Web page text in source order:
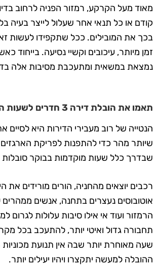
מאוד מעל הקרקע, רמזור הפניה לרחוב
קודם או כל תנאי אחר שעלול לייצר בעיה
בכך את המובילים. ככל שתקפידו לעשות
זמן מיותר, עיכובים וקשיי נסיעה. בייחוד
נמצאת במשאית ומתעכבת מסיבות אלה
תאמו את הובלת דירה 3 חדרים לשעות הבוקר המאוחרות
הנטייה של רוב מעבירי הדירות היא
שיותר מהר כדי להתפנות לפריקת
שבדרך כלל שעות מוקדמות בבוקר סובלות
רכבים יוצאים מהחניה, הורים מורידים את
אוטובוסים נעצרים בתחנה, אנשים
הרמזור ועוד אי אילו סיבות עלולות לגרום
תחבורה גדול ואיטי יותר, להתעכב בכל
שעה מאוחרת יותר שבה אין תנועת מכוניות
ההובלה למעשה יתקצרו ויהיו יעילים יותר.